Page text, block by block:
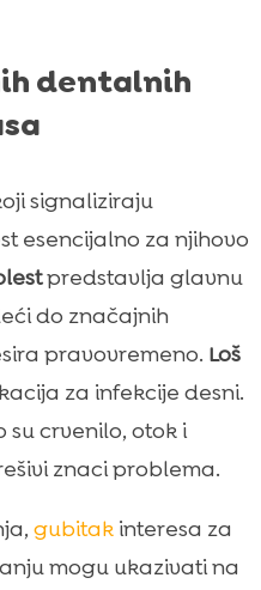
dentalnih
signaliziraju
esencijalno za njihovo
predstavlja glavnu
do značajnih
pravovremeno. Loš
za infekcije desni.
su crvenilo, otok i
znaci problema.
gubitakinteresa za
mogu ukazivati na